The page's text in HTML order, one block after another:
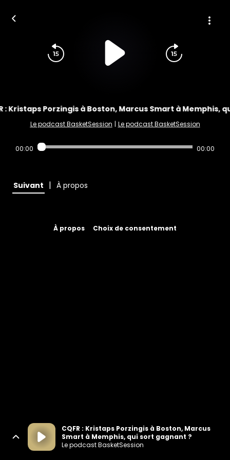
: Kristaps Porzingis à Boston, Marcus Smart à Memphis,
Le podcast BasketSession | Le podcast BasketSession
00:00 00:00
Suivant | À propos
À propos Choix de consentement
CQFR : Kristaps Porzingis à Boston, Marcus
Smart à Memphis, qui sort gagnant ?
Le podcast BasketSession